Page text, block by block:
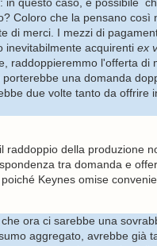
Coloro che la pensano
di merci. I mezzi di
inevitabilmente acquirenti ex
raddoppieremmo l'offerta
una domanda
due volte tanto da offrire
raddoppio della produzione
tra domanda e
Keynes omise
ora ci sarebbe una
aggregato, avrebbe già